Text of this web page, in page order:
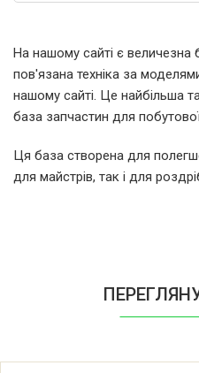
LG DD147MWWM
LG
На нашому сайті є величезна
пов'язана техніка за
нашому сайті. Це найбільша
база запчастин для побутової
Ця база створена для
для майстрів, так і для